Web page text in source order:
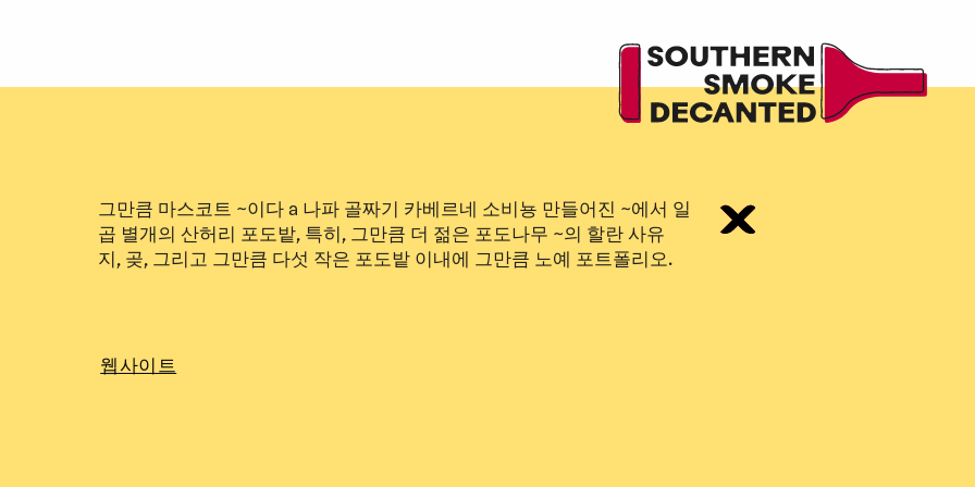
그만큼 마스코트 ~이다 a 나파 골짜기 카베르네 소비뇽 만들어진 ~에서 일
곱 별개의 산허리 포도밭, 특히, 그만큼 더 젊은 포도나무 ~의 할란 사유
지, 곶, 그리고 그만큼 다섯 작은 포도밭 이내에 그만큼 노예 포트폴리오.
웹사이트